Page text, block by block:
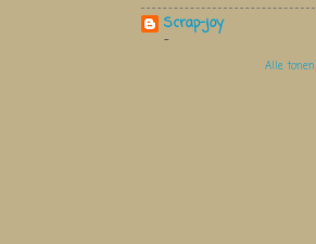
Scrap-joy
-
Alle tonen